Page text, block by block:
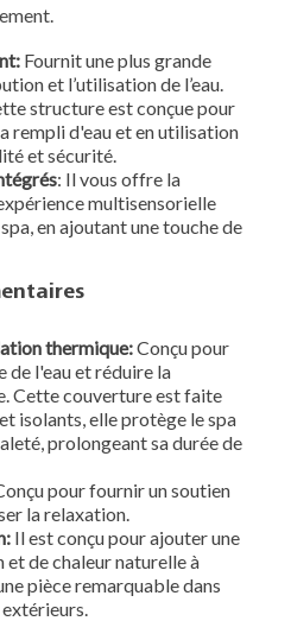
Fournit une plus grande
et l’utilisation de l’eau.
structure est conçue pour
rempli d'eau et en utilisation
et sécurité.
: Il vous offre la
multisensorielle
en ajoutant une touche de
thermique:Conçu pour
de l'eau et réduire la
Cette couverture est faite
isolants, elle protège le spa
prolongeant sa durée de
pour fournir un soutien
la relaxation.
Il est conçu pour ajouter une
de chaleur naturelle à
pièce remarquable dans